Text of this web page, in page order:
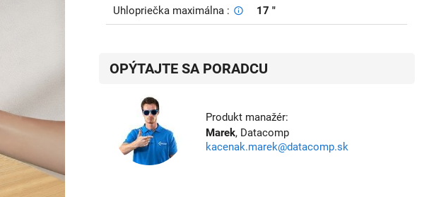
Uhlopriečka maximálna 17 "
OPÝTAJTE SA PORADCU
Produkt manažér:
Marek, Datacomp
kacenak.marek@datacomp.sk